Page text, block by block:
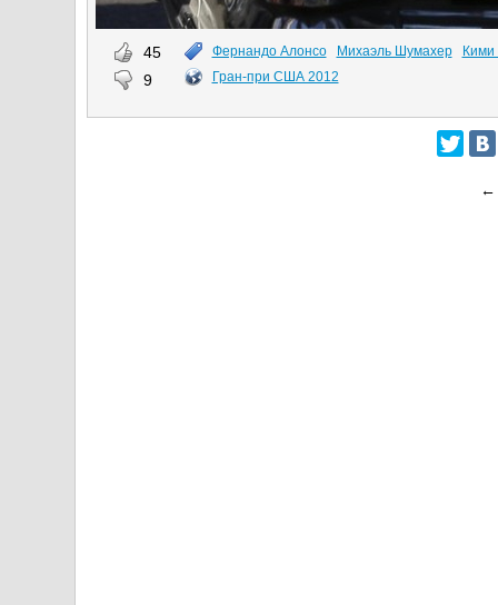
45
9
Фернандо Алонсо Михаэль Шумахер
Кими
Гран-при США 2012